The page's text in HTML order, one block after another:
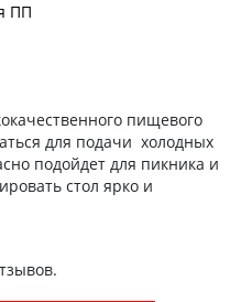
ПП
пищевого
для подачи холодных
подойдет для пикника и
стол ярко и